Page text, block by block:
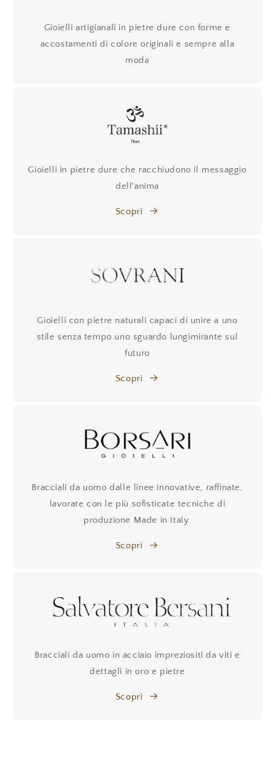
Gioielli artigianali in pietre dure con forme e
accostamenti di colore originali e sempre alla
moda
Gioielli in pietre dure che racchiudono il messaggio
dell'anima
Scopri
Gioielli con pietre naturali capaci di unire a uno
stile senza tempo uno sguardo lungimirante sul
futuro
Scopri
Bracciali da uomo dalle linee innovative, raffinate,
lavorate con le più sofisticate tecniche di
produzione Made in Italy.
Scopri
Bracciali da uomo in acciaio impreziositi da viti e
dettagli in oro e pietre
Scopri